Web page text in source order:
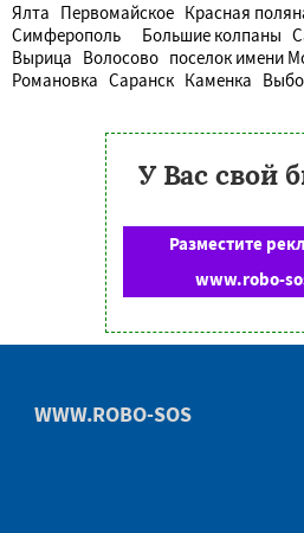
Ялта Первомайское Красная
Симферополь
Большие колпаны
Вырица Волосово поселок имени
Романовка Саранск Каменка
У Вас свой
Разместите
www.robo-
WWW.ROBO-SOS